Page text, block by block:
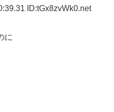
ID:tGx8zvWk0.net
に